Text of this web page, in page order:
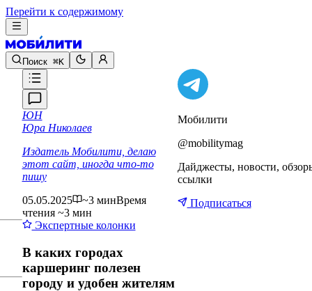
Перейти к содержимому
Поиск ⌘K
ЮН
Юра Николаев
Издатель Мобилити, делаю
этот сайт, иногда что-то
пишу
05.05.2025
~3 минВремя
чтения ~3 мин
Экспертные колонки
В каких городах
каршеринг полезен
городу и удобен жителям
Мобилити
@mobilitymag
Дайджесты, новости,
ссылки
Подписаться